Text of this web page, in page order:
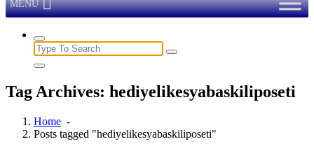
MENU
Search
for:
Tag Archives: hediyelikesyabaskiliposeti
Home -
Posts tagged "hediyelikesyabaskiliposeti"